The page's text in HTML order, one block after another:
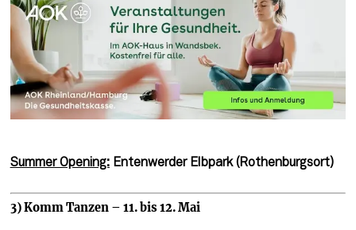
Summer Opening: Entenwerder Elbpark (Rothenburgsort)
3) Komm Tanzen – 11. bis 12. Mai